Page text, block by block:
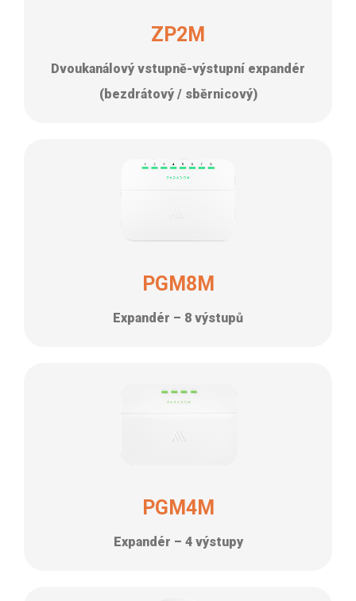
ZP2M
Dvoukanálový vstupně-výstupní expandér
(bezdrátový / sběrnicový)
PGM8M
Expandér – 8 výstupů
PGM4M
Expandér – 4 výstupy